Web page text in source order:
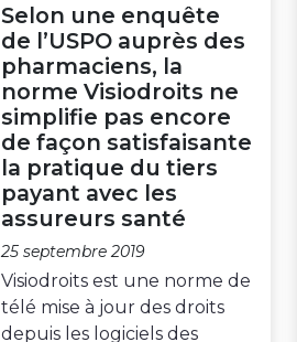
Selon une enquête
de l’USPO auprès des
pharmaciens, la
norme Visiodroits ne
simplifie pas encore
de façon satisfaisante
la pratique du tiers
payant avec les
assureurs santé
25 septembre 2019
Visiodroits est une norme de
télé mise à jour des droits
depuis les logiciels des